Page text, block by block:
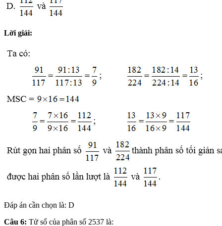
Lời giải:
Đáp án cần chọn là: D
Câu 6: Tử số của phân số 2537 là: